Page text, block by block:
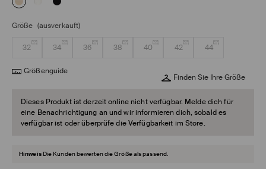
Größe (ausverkauft)
32 34 36 38 40 42 44
Größenguide
Finden Sie Ihre Größe
Dieses Produkt ist derzeit online nicht verfügbar. Melde dich für
eine Benachrichtigung an und wir informieren dich, sobald es
verfügbar ist oder überprüfe die Verfügbarkeit im Store.
Hinweis Die Kunden bewerten die Größe als passend.